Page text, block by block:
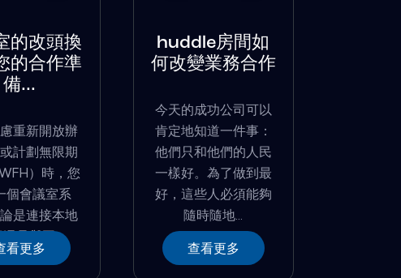
的改頭換
的合作準
備...
重新開放辦
計劃無限期
）時，您
個會議室系
是連接本地
是與國...
看更多
huddle房間如
何改變業務合作
今天的成功公司可以
肯定地知道一件事：
他們只和他們的人民
一樣好。為了做到最
好，這些人必須能夠
隨時隨地...
查看更多